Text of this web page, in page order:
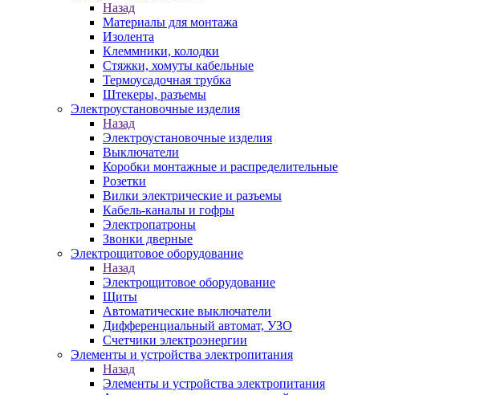
Назад
Материалы для монтажа
Изолента
Клеммники, колодки
Стяжки, хомуты кабельные
Термоусадочная трубка
Штекеры, разъемы
Электроустановочные изделия
Назад
Электроустановочные изделия
Выключатели
Коробки монтажные и распределительные
Розетки
Вилки электрические и разъемы
Кабель-каналы и гофры
Электропатроны
Звонки дверные
Электрощитовое оборудование
Назад
Электрощитовое оборудование
Щиты
Автоматические выключатели
Дифференциальный автомат, УЗО
Счетчики электроэнергии
Элементы и устройства электропитания
Назад
Элементы и устройства электропитания